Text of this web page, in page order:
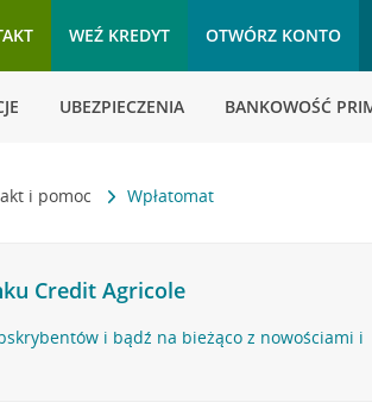
WEŹ KREDYT OTWÓRZ KONTO
UBEZPIECZENIA BANKOWOŚĆ
i pomoc Wpłatomat
Credit Agricole
i bądź na bieżąco z nowościami i